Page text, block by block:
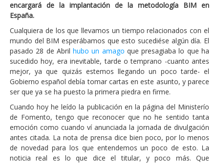
encargará de la implantación de la metodología BIM en
España.
Cualquiera de los que llevamos un tiempo relacionados con el
mundo del BIM esperábamos que esto sucediése algún día. El
pasado 28 de Abrilhubo un amago que presagiaba lo que ha
sucedido hoy, era inevitable, tarde o temprano -cuanto antes
mejor, ya que quizás estemos llegando un poco tarde- el
Gobierno español debía tomar cartas en este asunto, y parece
ser que ya se ha puesto la primera piedra en firme.
Cuando hoy he leído la publicación en la página del Ministerío
de Fomento, tengo que reconocer que no he sentido tanta
emoción como cuando ví anunciada la jornada de divulgación
antes citada. La nota de prensa dice bien poco, por lo menos
de novedad para los que entendemos un poco de esto. La
noticia real es lo que dice el titular, y poco más. Que